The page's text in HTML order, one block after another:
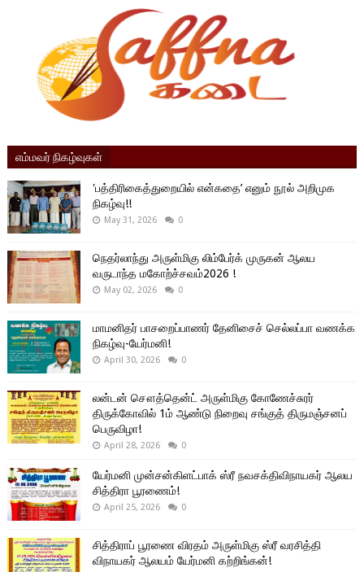
எம்மவர் நிகழ்வுகள்
'பத்திரிகைத்துறையில் என்கதை’ எனும் நூல் அறிமுக
நிகழ்வு!!
May 31, 2026 0
நெதர்லாந்து அருள்மிகு லிம்பேர்க் முருகன் ஆலய
வருடாந்த மகோற்ச்சவம்2026 !
May 02, 2026 0
மாமனிதர் பாசறைப்பாணர் தேனிசைச் செல்லப்பா வணக்க
நிகழ்வு-யேர்மனி!
April 30, 2026 0
லன்டன் சௌத்தென்ட் அருள்மிகு கோணேச்சுரர்
திருக்கோவில் 1ம் ஆண்டு நிறைவு சங்குத் திருமஞ்சனப்
பெருவிழா!
April 28, 2026 0
யேர்மனி முன்சன்கிளட்பாக் ஸ்ரீ நவசக்திவிநாயகர் ஆலய
சித்திரா பூரணைம்!
April 25, 2026 0
சித்திராப் பூரணை விரதம் அருள்மிகு ஸ்ரீ வரசித்தி
விநாயகர் ஆலயம் யேர்மனி கற்றிங்கன்!